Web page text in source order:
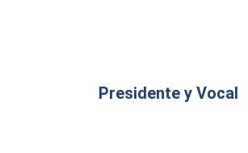
Presidente y Vocal